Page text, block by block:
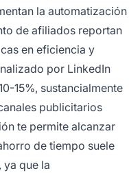
la automatización
de afiliados reportan
en eficiencia y
por LinkedIn
15%, sustancialmente
publicitarios
te permite alcanzar
de tiempo suele
ya que la